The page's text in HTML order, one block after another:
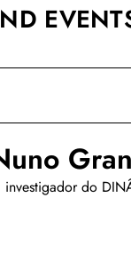
investigador do